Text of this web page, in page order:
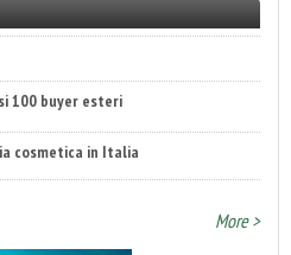
100 buyer esteri
cosmetica in Italia
More >